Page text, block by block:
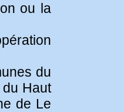
ou la
du
Haut
de Le